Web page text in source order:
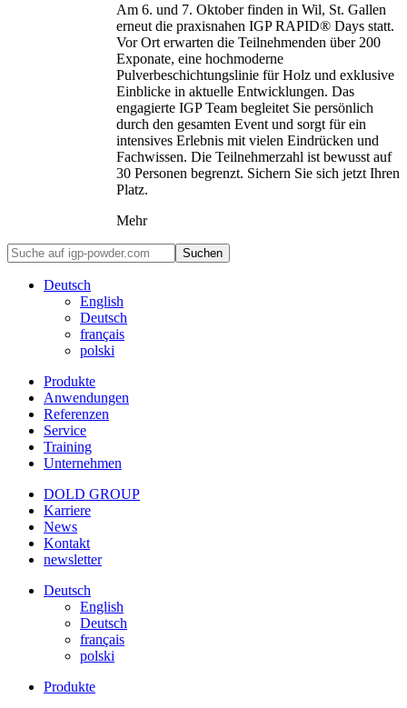
Am 6. und 7. Oktober finden in Wil, St. Gallen
erneut die praxisnahen IGP RAPID® Days statt.
Vor Ort erwarten die Teilnehmenden über 200
Exponate, eine hochmoderne
Pulverbeschichtungslinie für Holz und exklusive
Einblicke in aktuelle Entwicklungen. Das
engagierte IGP Team begleitet Sie persönlich
durch den gesamten Event und sorgt für ein
intensives Erlebnis mit vielen Eindrücken und
Fachwissen. Die Teilnehmerzahl ist bewusst auf
30 Personen begrenzt. Sichern Sie sich jetzt Ihren
Platz.
Mehr
Suchen
Deutsch
English
Deutsch
français
polski
Produkte
Anwendungen
Referenzen
Service
Training
Unternehmen
DOLD GROUP
Karriere
News
Kontakt
newsletter
Deutsch
English
Deutsch
français
polski
Produkte